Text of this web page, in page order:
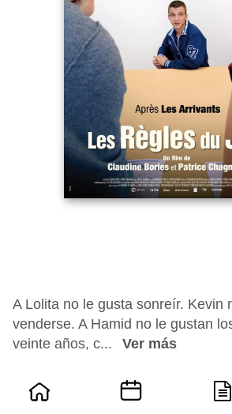
A Lolita no le gusta sonreír. Kevin
venderse. A Hamid no le gustan
veinte años, c...
Ver más